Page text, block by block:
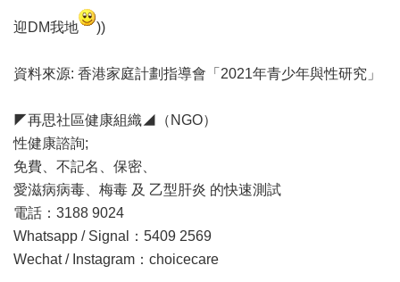
迎DM我地 ))
資料來源: 香港家庭計劃指導會「2021年青少年與性研究」
◤再思社區健康組織◢（NGO）
性健康諮詢;
免費、不記名、保密、
愛滋病病毒、梅毒 及 乙型肝炎 的快速測試
電話：3188 9024
Whatsapp / Signal：5409 2569
Wechat / Instagram：choicecare